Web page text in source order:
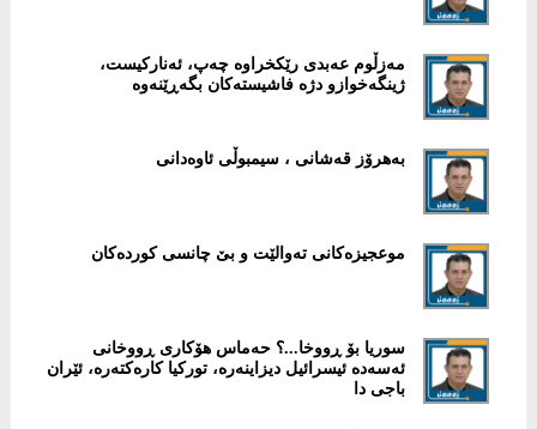
مەزڵوم عەبدی رێکخراوە چەپ، ئەنارکیست،
ژینگەخوازو دژە فاشیستەکان بگەڕێنەوە
بەهرۆز قەشانی ، سیمبوڵی ئاوەدانی
موعجیزەكانی تەوالێت و بێ چانسى كوردەكان
سوریا بۆ ڕووخا...؟ حەماس هۆكاری ڕووخانی
ئەسەدە ئیسرائیل ديزاينەرە، توركیا كارەكتەرە، ئێران
باجی دا